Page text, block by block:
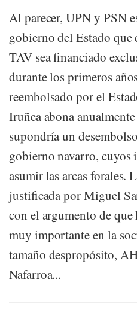
Al parecer, UPN y PSN
gobierno del Estado
TAV sea financiado
durante los primeros
reembolsado por el
Iruñea abona
supondría un
gobierno navarro, cuyos
asumir las arcas forales.
justificada por Miguel
con el argumento de
muy importante en la
tamaño despropósito,
Nafarroa...